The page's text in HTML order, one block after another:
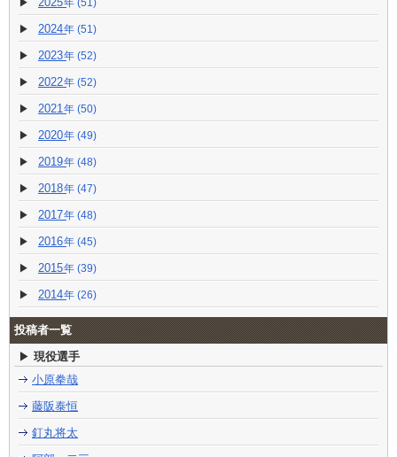
(51)
2024 (51)
2023 (52)
2022 (52)
2021 (50)
2020 (49)
2019 (48)
2018 (47)
2017 (48)
2016 (45)
2015 (39)
2014 (26)
投稿者一覧
現役選手
小原拳哉
藤阪泰恒
釘丸将太